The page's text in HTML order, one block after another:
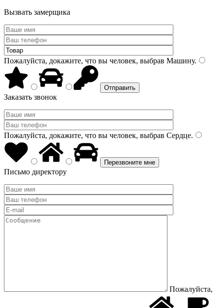
Вызвать замерщика
Пожалуйста, докажите, что вы человек, выбрав Машину.
Заказать звонок
Пожалуйста, докажите, что вы человек, выбрав Сердце.
Письмо директору
Пожалуйста,